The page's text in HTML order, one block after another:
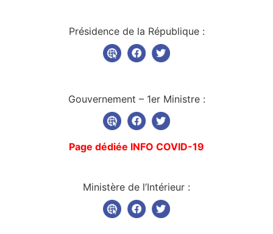
Présidence de la République :
Gouvernement – 1er Ministre :
Page dédiée INFO COVID-19
Ministère de l’Intérieur :